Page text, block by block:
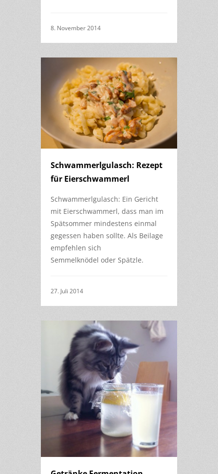
8. November 2014
Schwammerlgulasch: Rezept
für Eierschwammerl
Schwammerlgulasch: Ein Gericht
mit Eierschwammerl, dass man im
Spätsommer mindestens einmal
gegessen haben sollte. Als Beilage
empfehlen sich
Semmelknödel oder Spätzle.
27. Juli 2014